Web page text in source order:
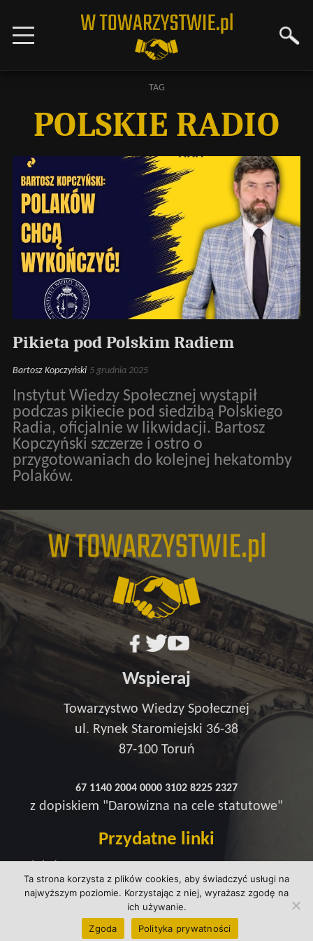
TAG
POLSKIE RADIO
Pikieta pod Polskim Radiem
Bartosz Kopczyński 5 grudnia 2025
Instytut Wiedzy Społecznej wystąpił
podczas pikiecie pod siedzibą Polskiego
Radia, oficjalnie w likwidacji. Bartosz
Kopczyński szczerze i ostro o
przygotowaniach do kolejnej hekatomby
Polaków.
Ta strona korzysta z plików cookies, aby świadczyć usługi na
najwyższym poziomie. Korzystając z niej, wyrażasz zgodę na
ich używanie.
Zgoda
Polityka prywatności
Wspieraj
Towarzystwo Wiedzy Społecznej
ul. Rynek Staromiejski 36-38
87-100 Toruń
67 1140 2004 0000 3102 8225 2327
z dopiskiem "Darowizna na cele statutowe"
Przydatne linki
Strefa wsparcia
Polityka prywatności
kontakt@wtowarzystwie.pl